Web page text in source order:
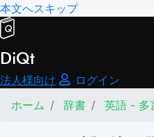
本文へスキップ
DiQt
法人様向け
ログイン
ホーム
辞書 英語 - 多